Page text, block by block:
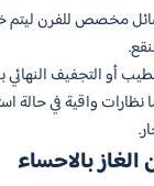
مخصص للفرن ليتم
أو التجفيف النهائي
نظارات واقية في
بالاحساء